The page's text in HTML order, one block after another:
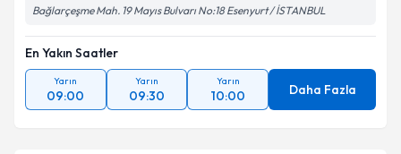
Bağlarçeşme Mah. 19 Mayıs Bulvarı No:18 Esenyurt / İSTANBUL
En Yakın Saatler
Yarın
09:00
Yarın
09:30
Yarın
10:00 Daha Fazla